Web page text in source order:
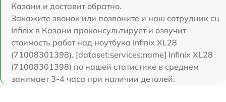
Казани и доставит обратно.
Закажите звонок или позвоните и наш сотрудник сц
Infinix в Казани проконсультирует и озвучит
стоимость работ над ноутбука Infinix XL28
(71008301398). [dataset:services:name] Infinix XL28
(71008301398) по нашей статистике в среднем
занимает 3-4 часа при наличии деталей.